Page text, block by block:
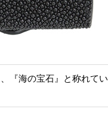
『海の宝石』と称れてい